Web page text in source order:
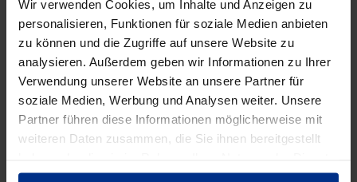
Wir verwenden Cookies, um Inhalte und Anzeigen zu
personalisieren, Funktionen für soziale Medien anbieten
zu können und die Zugriffe auf unsere Website zu
analysieren. Außerdem geben wir Informationen zu Ihrer
Verwendung unserer Website an unsere Partner für
soziale Medien, Werbung und Analysen weiter. Unsere
Partner führen diese Informationen möglicherweise mit
weiteren Daten zusammen, die Sie ihnen bereitgestellt
gesammelt haben.
pro 1 Stück (exkl. Mwst.) Code
EIGENSCHAFTEN